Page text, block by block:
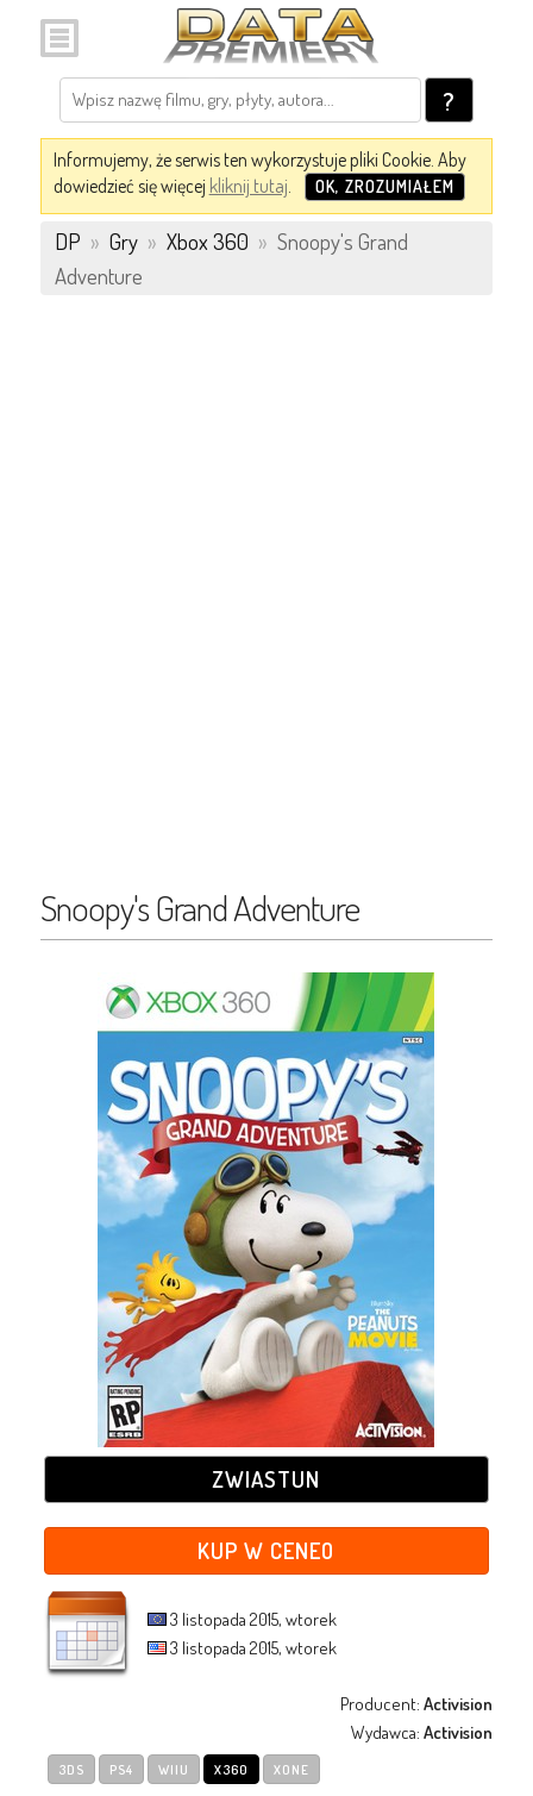
?
Informujemy, że serwis ten wykorzystuje pliki Cookie. Aby
dowiedzieć się więcej kliknij tutaj. OK, ZROZUMIAŁEM
DP » Gry » Xbox 360 » Snoopy's Grand
Adventure
Snoopy's Grand Adventure
ZWIASTUN
KUP W CENEO
3 listopada 2015, wtorek
3 listopada 2015, wtorek
Producent:Activision
Wydawca:Activision
3DS PS4 WIIU X360 XONE